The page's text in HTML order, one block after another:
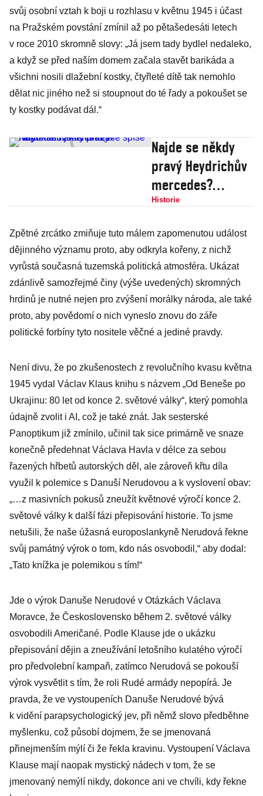
svůj osobní vztah k boji u rozhlasu v květnu 1945 i účast
na Pražském povstání zmínil až po pětašedesáti letech
v roce 2010 skromně slovy: „Já jsem tady bydlel nedaleko,
a když se před naším domem začala stavět barikáda a
všichni nosili dlažební kostky, čtyřleté dítě tak nemohlo
dělat nic jiného než si stoupnout do té řady a pokoušet se
ty kostky podávat dál.“
Najde se někdy
pravý Heydrichův
mercedes?
Kandidátů je
ne
Historie
Zpětné zrcátko zmiňuje tuto málem zapomenutou událost
dějinného významu proto, aby odkryla kořeny, z nichž
vyrůstá současná tuzemská politická atmosféra. Ukázat
zdánlivě samozřejmé činy (výše uvedených) skromných
hrdinů je nutné nejen pro zvýšení morálky národa, ale také
proto, aby povědomí o nich vyneslo znovu do záře
politické forbíny tyto nositele věčné a jediné pravdy.
Není divu, že po zkušenostech z revolučního kvasu května
1945 vydal Václav Klaus knihu s názvem „Od Beneše po
Ukrajinu: 80 let od konce 2. světové války“, který pomohla
údajně zvolit i AI, což je také znát. Jak sesterské
Panoptikum již zmínilo, učinil tak sice primárně ve snaze
konečně předehnat Václava Havla v délce za sebou
řazených hřbetů autorských děl, ale zároveň křtu díla
využil k polemice s Danuší Nerudovou a k vyslovení obav:
„…z masivních pokusů zneužít květnové výročí konce 2.
světové války k další fázi přepisování historie. To jsme
netušili, že naše úžasná europoslankyně Nerudová řekne
svůj památný výrok o tom, kdo nás osvobodil,“ aby dodal:
„Tato knížka je polemikou s tím!“
Jde o výrok Danuše Nerudové v Otázkách Václava
Moravce, že Československo během 2. světové války
osvobodili Američané. Podle Klause jde o ukázku
přepisování dějin a zneužívání letošního kulatého výročí
pro předvolební kampaň, zatímco Nerudová se pokouší
výrok vysvětlit s tím, že roli Rudé armády nepopírá. Je
pravda, že ve vystoupeních Danuše Nerudové bývá
k vidění parapsychologický jev, při němž slovo předběhne
myšlenku, což působí dojmem, že se jmenovaná
přinejmenším mýlí či že řekla kravinu. Vystoupení Václava
Klause mají naopak mystický nádech v tom, že se
jmenovaný nemýlí nikdy, dokonce ani ve chvíli, kdy řekne